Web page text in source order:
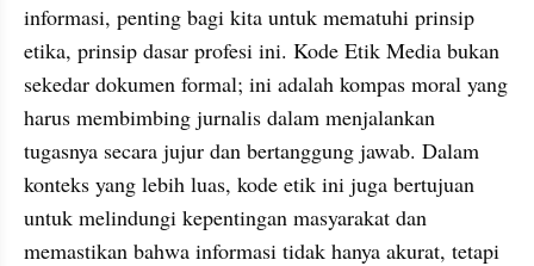
informasi, penting bagi kita untuk mematuhi prinsip
etika, prinsip dasar profesi ini. Kode Etik Media bukan
sekedar dokumen formal; ini adalah kompas moral yang
harus membimbing jurnalis dalam menjalankan
tugasnya secara jujur ​​dan bertanggung jawab. Dalam
konteks yang lebih luas, kode etik ini juga bertujuan
untuk melindungi kepentingan masyarakat dan
memastikan bahwa informasi tidak hanya akurat, tetapi